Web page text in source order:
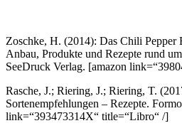
Zoschke, H. (2014): Das Chili Pepper
Anbau, Produkte und Rezepte rund
SeeDruck Verlag. [amazon
Rasche, J.; Riering, J.; Riering, T.
Sortenempfehlungen – Rezepte.
link=“393473314X“ title=“Libro“ /]